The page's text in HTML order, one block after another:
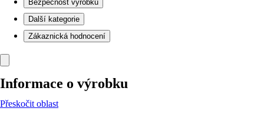
Bezpečnost výrobků
Další kategorie
Zákaznická hodnocení
Informace o výrobku
Přeskočit oblast